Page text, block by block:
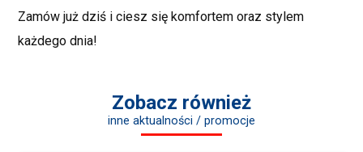
Zamów już dziś i ciesz się komfortem oraz stylem
każdego dnia!
Zobacz również
inne aktualności / promocje